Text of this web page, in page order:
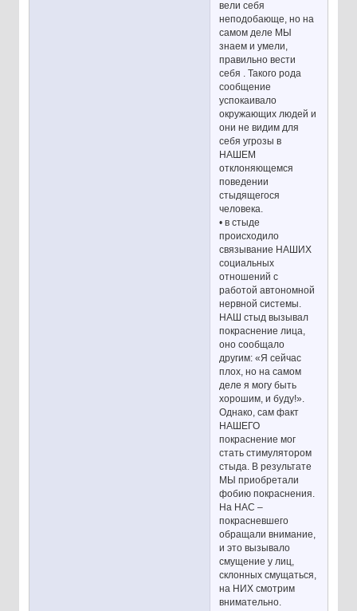
вели себя
неподобающе, но на
самом деле МЫ
знаем и умели,
правильно вести
себя . Такого рода
сообщение
успокаивало
окружающих людей и
они не видим для
себя угрозы в
НАШЕМ
отклоняющемся
поведении
стыдящегося
человека.
• в стыде
происходило
связывание НАШИХ
социальных
отношений с
работой автономной
нервной системы.
НАШ стыд вызывал
покраснение лица,
оно сообщало
другим: «Я сейчас
плох, но на самом
деле я могу быть
хорошим, и буду!».
Однако, сам факт
НАШЕГО
покраснение мог
стать стимулятором
стыда. В результате
МЫ приобретали
фобию покраснения.
На НАС –
покрасневшего
обращали внимание,
и это вызывало
смущение у лиц,
склонных смущаться,
на НИХ смотрим
внимательно.